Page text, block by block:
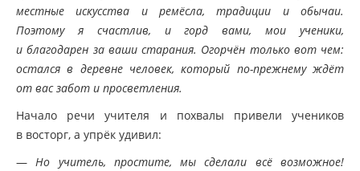
местные искусства и ремёсла, традиции и обычаи.
Поэтому я счастлив, и горд вами, мои ученики,
и благодарен за ваши старания. Огорчён только вот чем:
остался в деревне человек, который по-прежнему ждёт
от вас забот и просветления.
Начало речи учителя и похвалы привели учеников
в восторг, а упрёк удивил:
—Но учитель, простите, мы сделали всё возможное!